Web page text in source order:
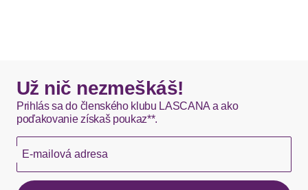
Okamžite dostupné položky sú zvyčajne doručené
kuriérom DHL do 1-3 pracovných dní.
Hermes - 0,00 EUR
Okamžite dostupné položky sú zvyčajne doručené
kuriérom Hermes do 1-3 pracovných dní.
Už nič nezmeškáš!
Prihlás sa do členského klubu LASCANA a ako
poďakovanie získaš poukaz**.
E-mailová adresa